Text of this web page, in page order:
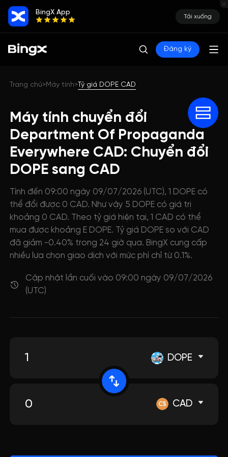
BingX App
Tải xuống
Đăng ký
Trang chủ>Máy tính>Tỷ giá DOPE CAD
Máy tính chuyển đổi
Department Of Propaganda
Everywhere CAD: Chuyển đổi
DOPE sang CAD
Tính đến 09:00 ngày 09/07/2026 (UTC), 1 DOPE có
thể đổi được 0 CAD. Như vậy 5 DOPE có giá trị
khoảng 0 CAD. Theo tỷ giá hiện tại, 1 CAD có thể
mua được khoảng E DOPE. Tỷ giá DOPE so với CAD
đã giảm -0.40% trong 24 giờ qua. BingX cung cấp
nhiều lựa chọn giao dịch với mức phí chỉ từ 0.1%.
Cập nhật lần cuối vào 09:00 ngày 09/07/2026
(UTC)
DOPE
CAD